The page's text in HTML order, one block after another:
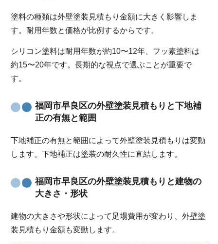
塗料の種類は外壁塗装見積もり金額に大きく影響しま
す。耐用年数と価格が比例するからです。
シリコン塗料は耐用年数が約10〜12年、フッ素塗料は
約15〜20年です。長期的な視点で選ぶことが重要で
す。
福岡市早良区の外壁塗装見積もりと下地補
正の有無と範囲
下地補正の有無と範囲によって外壁塗装見積もりは変動
します。下地補正は塗装の耐久性に直結します。
福岡市早良区の外壁塗装見積もりと建物の
大きさ・形状
建物の大きさや形状によって足場費用が変わり、外壁塗
装見積もり金額も変動します。